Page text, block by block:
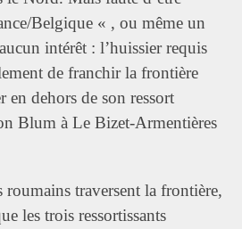
Belgique « , ou même un
intérêt : l’huissier requis
de franchir la frontière
en dehors de son ressort
Blum à Le Bizet-Armentières
roumains traversent la frontière,
les trois ressortissants